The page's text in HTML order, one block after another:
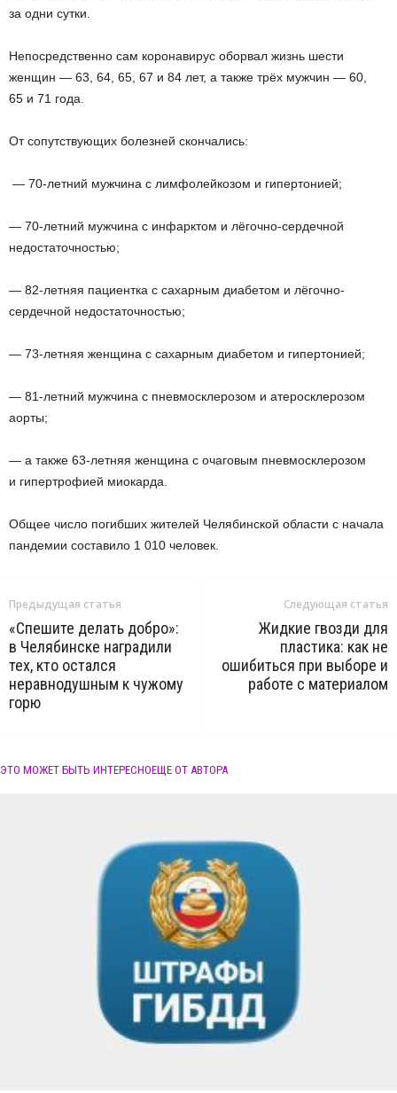
за одни сутки.
Непосредственно сам коронавирус оборвал жизнь шести
женщин — 63, 64, 65, 67 и 84 лет, а также трёх мужчин — 60,
65 и 71 года.
От сопутствующих болезней скончались:
— 70-летний мужчина с лимфолейкозом и гипертонией;
— 70-летний мужчина с инфарктом и лёгочно-сердечной
недостаточностью;
— 82-летняя пациентка с сахарным диабетом и лёгочно-
сердечной недостаточностью;
— 73-летняя женщина с сахарным диабетом и гипертонией;
— 81-летний мужчина с пневмосклерозом и атеросклерозом
аорты;
— а также 63-летняя женщина с очаговым пневмосклерозом
и гипертрофией миокарда.
Общее число погибших жителей Челябинской области с начала
пандемии составило 1 010 человек.
Предыдущая статья
«Спешите делать добро»:
в Челябинске наградили
тех, кто остался
неравнодушным к чужому
горю
Следующая статья
Жидкие гвозди для
пластика: как не
ошибиться при выборе и
работе с материалом
ЭТО МОЖЕТ БЫТЬ ИНТЕРЕСНОЕЩЕ ОТ АВТОРА